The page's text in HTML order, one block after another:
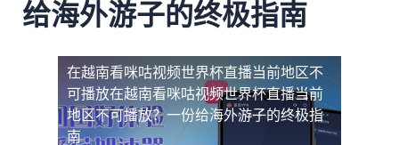
给海外游子的终极指南
在越南看咪咕视频世界杯直播当前地区不
可播放在越南看咪咕视频世界杯直播当前
地区不可播放？一份给海外游子的终极指
南